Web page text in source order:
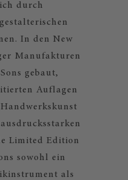
durch
In den New
Manufakturen
gebaut,
Auflagen
Limited Edition
sowohl ein
als